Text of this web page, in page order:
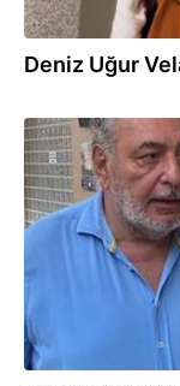
Deniz Uğur
31.10.2025